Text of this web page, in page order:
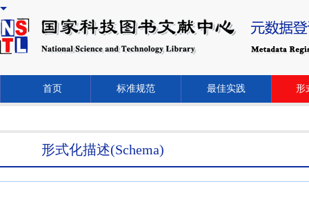
首页 标准规范 最佳实践 形
形式化描述(Schema)